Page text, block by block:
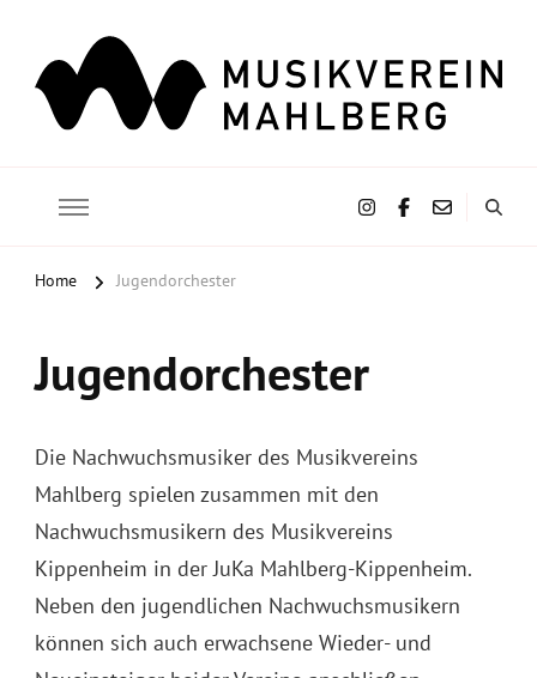
Home Jugendorchester
Jugendorchester
Die Nachwuchsmusiker des Musikvereins
Mahlberg spielen zusammen mit den
Nachwuchsmusikern des Musikvereins
Kippenheim in der JuKa Mahlberg-Kippenheim.
Neben den jugendlichen Nachwuchsmusikern
können sich auch erwachsene Wieder- und